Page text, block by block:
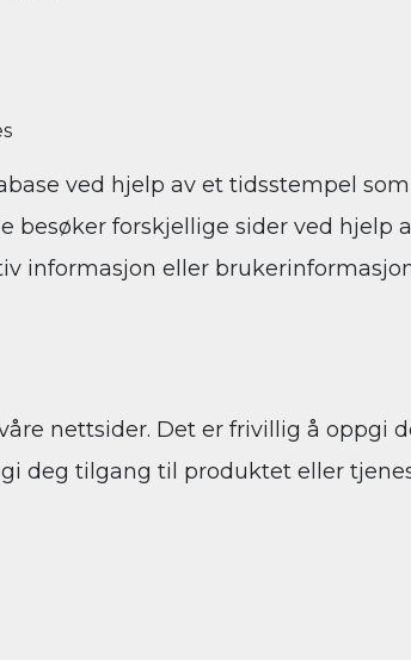
ved hjelp av et tidsstempel
besøker forskjellige sider ved
informasjon eller
nettsider. Det er frivillig å oppgi
deg tilgang til produktet eller